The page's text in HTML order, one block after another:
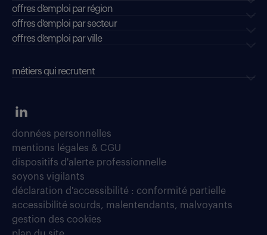
offres d'emploi par région
offres d'emploi par secteur
offres d’emploi par ville
métiers qui recrutent
données personnelles
mentions légales & CGU
dispositifs d'alerte professionnelle
soyons vigilants
déclaration d'accessibilité : conformité partielle
accessibilité sourds, malentendants, malvoyants
gestion des cookies